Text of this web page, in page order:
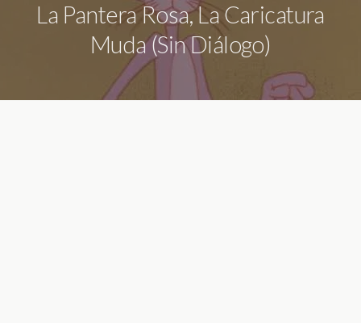
La Pantera Rosa, La Caricatura
Muda (sin Diálogo)